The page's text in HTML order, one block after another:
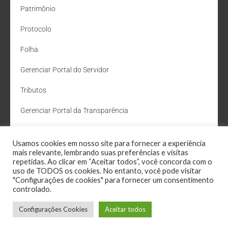
Patrimônio
Protocolo
Folha
Gerenciar Portal do Servidor
Tributos
Gerenciar Portal da Transparência
Departamento de Água e Esgoto
Administração Site
Webmail
Usamos cookies em nosso site para fornecer a experiência
mais relevante, lembrando suas preferências e visitas
repetidas. Ao clicar em “Aceitar todos”, você concorda com o
uso de TODOS os cookies. No entanto, você pode visitar
"Configurações de cookies" para fornecer um consentimento
controlado.
Configurações Cookies Aceitar todos